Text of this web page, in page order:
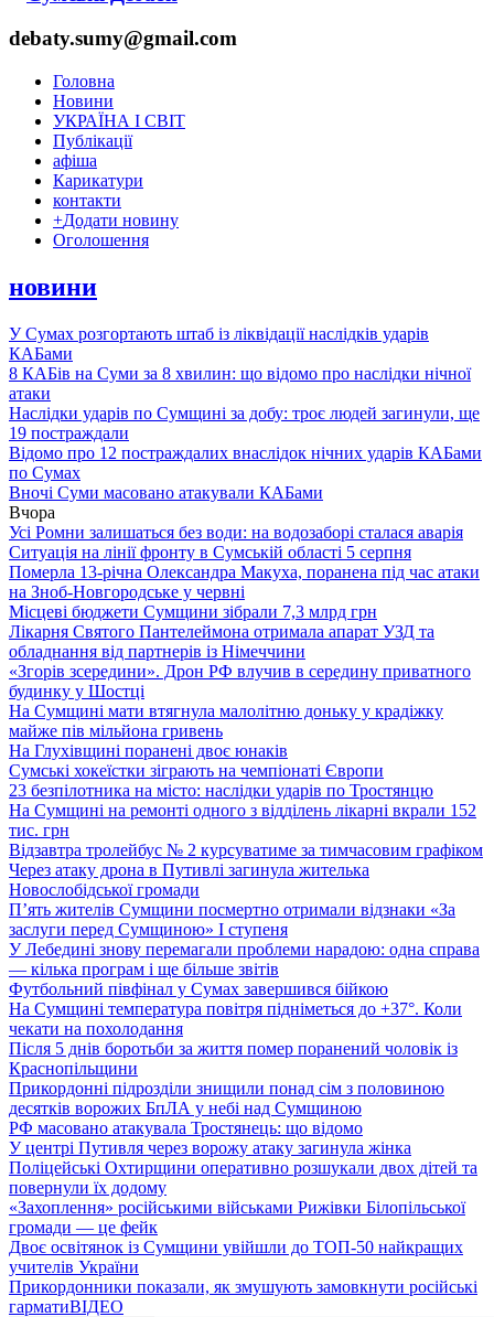
debaty.sumy@gmail.com
Головна
Новини
УКРАЇНА І СВІТ
Публікації
афіша
Карикатури
контакти
+Додати новину
Оголошення
новини
У Сумах розгортають штаб із ліквідації наслідків ударів
КАБами
8 КАБів на Суми за 8 хвилин: що відомо про наслідки нічної
атаки
Наслідки ударів по Сумщині за добу: троє людей загинули, ще
19 постраждали
Відомо про 12 постраждалих внаслідок нічних ударів КАБами
по Сумах
Вночі Суми масовано атакували КАБами
Вчора
Усі Ромни залишаться без води: на водозаборі сталася аварія
Ситуація на лінії фронту в Сумській області 5 серпня
Померла 13-річна Олександра Макуха, поранена під час атаки
на Зноб-Новгородське у червні
Місцеві бюджети Сумщини зібрали 7,3 млрд грн
Лікарня Святого Пантелеймона отримала апарат УЗД та
обладнання від партнерів із Німеччини
«Згорів зсередини». Дрон РФ влучив в середину приватного
будинку у Шостці
На Сумщині мати втягнула малолітню доньку у крадіжку
майже пів мільйона гривень
На Глухівщині поранені двоє юнаків
Сумські хокеїстки зіграють на чемпіонаті Європи
23 безпілотника на місто: наслідки ударів по Тростянцю
На Сумщині на ремонті одного з відділень лікарні вкрали 152
тис. грн
Відзавтра тролейбус № 2 курсуватиме за тимчасовим графіком
Через атаку дрона в Путивлі загинула жителька
Новослобідської громади
П’ять жителів Сумщини посмертно отримали відзнаки «За
заслуги перед Сумщиною» І ступеня
У Лебедині знову перемагали проблеми нарадою: одна справа
— кілька програм і ще більше звітів
Футбольний півфінал у Сумах завершився бійкою
На Сумщині температура повітря підніметься до +37°. Коли
чекати на похолодання
Після 5 днів боротьби за життя помер поранений чоловік із
Краснопільщини
Прикордонні підрозділи знищили понад сім з половиною
десятків ворожих БпЛА у небі над Сумщиною
РФ масовано атакувала Тростянець: що відомо
У центрі Путивля через ворожу атаку загинула жінка
Поліцейські Охтирщини оперативно розшукали двох дітей та
повернули їх додому
«Захоплення» російськими військами Рижівки Білопільської
громади — це фейк
Двоє освітянок із Сумщини увійшли до ТОП-50 найкращих
учителів України
Прикордонники показали, як змушують замовкнути російські
гарматиВІДЕО